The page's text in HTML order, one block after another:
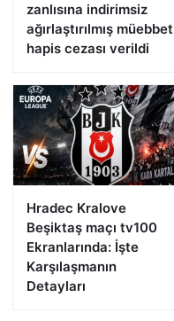
zanlısına indirimsiz
ağırlaştırılmış müebbet
hapis cezası verildi
Hradec Kralove
Beşiktaş maçı tv100
Ekranlarında: İşte
Karşılaşmanın
Detayları